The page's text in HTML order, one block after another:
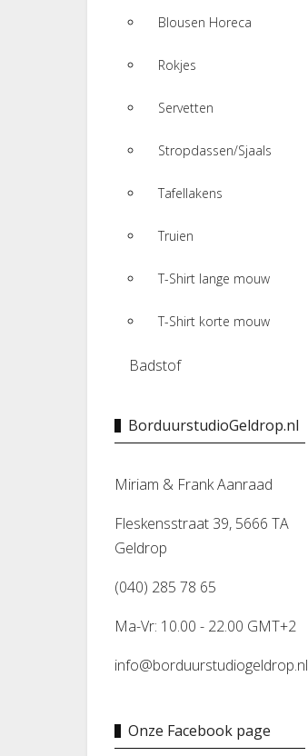
Blousen Horeca
Rokjes
Servetten
Stropdassen/Sjaals
Tafellakens
Truien
T-Shirt lange mouw
T-Shirt korte mouw
Badstof
BorduurstudioGeldrop.nl
Miriam & Frank Aanraad
Fleskensstraat 39, 5666 TA
Geldrop
(040) 285 78 65
Ma-Vr: 10.00 - 22.00 GMT+2
info@borduurstudiogeldrop.nl
Onze Facebook page